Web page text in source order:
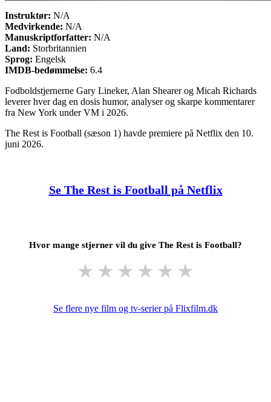
Instruktør: N/A
Medvirkende: N/A
Manuskriptforfatter: N/A
Land: Storbritannien
Sprog: Engelsk
IMDB-bedømmelse: 6.4
Fodboldstjernerne Gary Lineker, Alan Shearer og Micah Richards
leverer hver dag en dosis humor, analyser og skarpe kommentarer
fra New York under VM i 2026.
The Rest is Football (sæson 1) havde premiere på Netflix den 10.
juni 2026.
Se The Rest is Football på Netflix
Hvor mange stjerner vil du give The Rest is Football?
★ ★ ★ ★ ★ ★
Se flere nye film og tv-serier på Flixfilm.dk